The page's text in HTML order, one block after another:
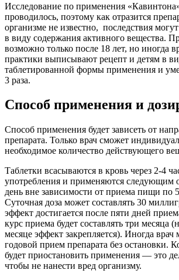
Исследование по применения
проводилось, поэтому как отразится
организме не известно, последствия
в виду содержания активного вещества.
возможно только после 18 лет, но иногда
практики выписывают рецепт и детям в
таблетированной формы применения и
3 раза.
Способ применения и
Способ применения будет зависеть от
препарата. Только врач сможет
необходимое количество действующего
Таблетки всасываются в кровь через 2-4
употребления и применяются следующим
день вне зависимости от приема пищи по
Суточная доза может составлять 30
эффект достигается после пяти дней
курс приема будет составлять три месяца
месяце эффект закрепляется). Иногда врач
годовой прием препарата без остановки.
будет приостановить применения — это
чтобы не нанести вред организму.